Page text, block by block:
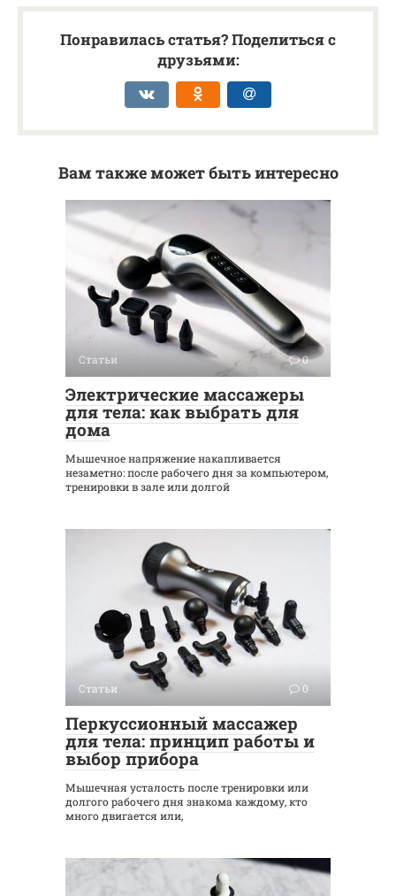
Понравилась статья? Поделиться с
друзьями:
Вам также может быть интересно
Статьи 0
Электрические массажеры
для тела: как выбрать для
дома
Мышечное напряжение накапливается
незаметно: после рабочего дня за компьютером,
тренировки в зале или долгой
Статьи 0
Перкуссионный массажер
для тела: принцип работы и
выбор прибора
Мышечная усталость после тренировки или
долгого рабочего дня знакома каждому, кто
много двигается или,